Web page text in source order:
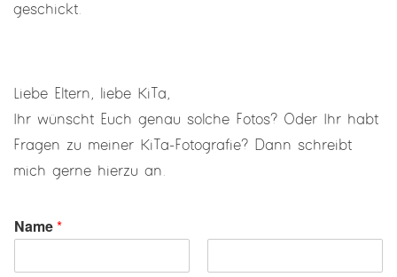
geschickt.
Liebe Eltern, liebe KiTa,
Ihr wünscht Euch genau solche Fotos? Oder Ihr habt
Fragen zu meiner KiTa-Fotografie? Dann schreibt
mich gerne hierzu an.
Name*